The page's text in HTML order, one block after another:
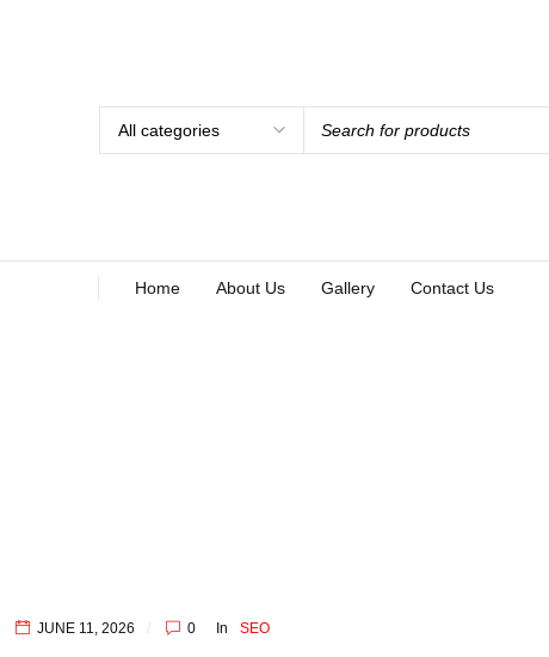
Home About Us Gallery Contact Us
JUNE 11, 2026 0 In SEO